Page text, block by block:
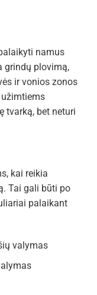
namus
grindų plovimą,
ir vonios zonos
tvarką, bet neturi
kai reikia
Tai gali būti po
palaikant
valymas